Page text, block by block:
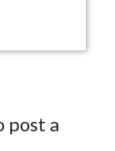
post a